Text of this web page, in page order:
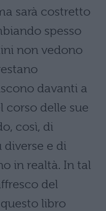
sarà costretto
spesso
non vedono
davanti a
corso delle sue
così, di
e di
in realtà. In tal
del
libro